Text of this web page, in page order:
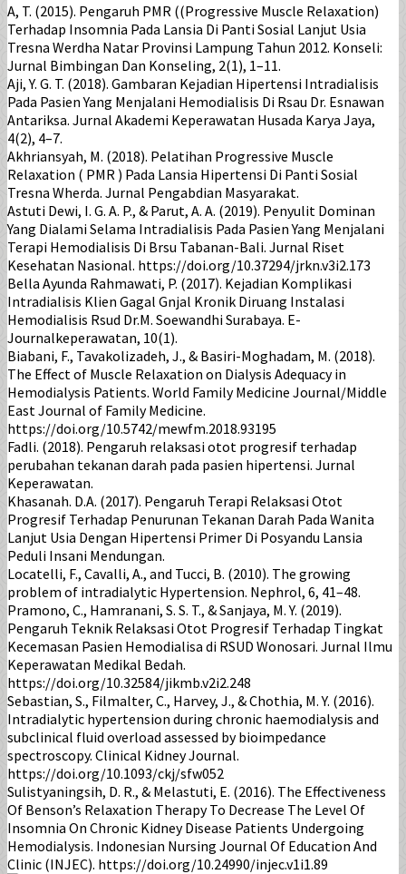
A, T. (2015). Pengaruh PMR ((Progressive Muscle Relaxation)
Terhadap Insomnia Pada Lansia Di Panti Sosial Lanjut Usia
Tresna Werdha Natar Provinsi Lampung Tahun 2012. Konseli:
Jurnal Bimbingan Dan Konseling, 2(1), 1–11.
Aji, Y. G. T. (2018). Gambaran Kejadian Hipertensi Intradialisis
Pada Pasien Yang Menjalani Hemodialisis Di Rsau Dr. Esnawan
Antariksa. Jurnal Akademi Keperawatan Husada Karya Jaya,
4(2), 4–7.
Akhriansyah, M. (2018). Pelatihan Progressive Muscle
Relaxation ( PMR ) Pada Lansia Hipertensi Di Panti Sosial
Tresna Wherda. Jurnal Pengabdian Masyarakat.
Astuti Dewi, I. G. A. P., & Parut, A. A. (2019). Penyulit Dominan
Yang Dialami Selama Intradialisis Pada Pasien Yang Menjalani
Terapi Hemodialisis Di Brsu Tabanan-Bali. Jurnal Riset
Kesehatan Nasional. https://doi.org/10.37294/jrkn.v3i2.173
Bella Ayunda Rahmawati, P. (2017). Kejadian Komplikasi
Intradialisis Klien Gagal Gnjal Kronik Diruang Instalasi
Hemodialisis Rsud Dr.M. Soewandhi Surabaya. E-
Journalkeperawatan, 10(1).
Biabani, F., Tavakolizadeh, J., & Basiri-Moghadam, M. (2018).
The Effect of Muscle Relaxation on Dialysis Adequacy in
Hemodialysis Patients. World Family Medicine Journal/Middle
East Journal of Family Medicine.
https://doi.org/10.5742/mewfm.2018.93195
Fadli. (2018). Pengaruh relaksasi otot progresif terhadap
perubahan tekanan darah pada pasien hipertensi. Jurnal
Keperawatan.
Khasanah. D.A. (2017). Pengaruh Terapi Relaksasi Otot
Progresif Terhadap Penurunan Tekanan Darah Pada Wanita
Lanjut Usia Dengan Hipertensi Primer Di Posyandu Lansia
Peduli Insani Mendungan.
Locatelli, F., Cavalli, A., and Tucci, B. (2010). The growing
problem of intradialytic Hypertension. Nephrol, 6, 41–48.
Pramono, C., Hamranani, S. S. T., & Sanjaya, M. Y. (2019).
Pengaruh Teknik Relaksasi Otot Progresif Terhadap Tingkat
Kecemasan Pasien Hemodialisa di RSUD Wonosari. Jurnal Ilmu
Keperawatan Medikal Bedah.
https://doi.org/10.32584/jikmb.v2i2.248
Sebastian, S., Filmalter, C., Harvey, J., & Chothia, M. Y. (2016).
Intradialytic hypertension during chronic haemodialysis and
subclinical fluid overload assessed by bioimpedance
spectroscopy. Clinical Kidney Journal.
https://doi.org/10.1093/ckj/sfw052
Sulistyaningsih, D. R., & Melastuti, E. (2016). The Effectiveness
Of Benson’s Relaxation Therapy To Decrease The Level Of
Insomnia On Chronic Kidney Disease Patients Undergoing
Hemodialysis. Indonesian Nursing Journal Of Education And
Clinic (INJEC). https://doi.org/10.24990/injec.v1i1.89